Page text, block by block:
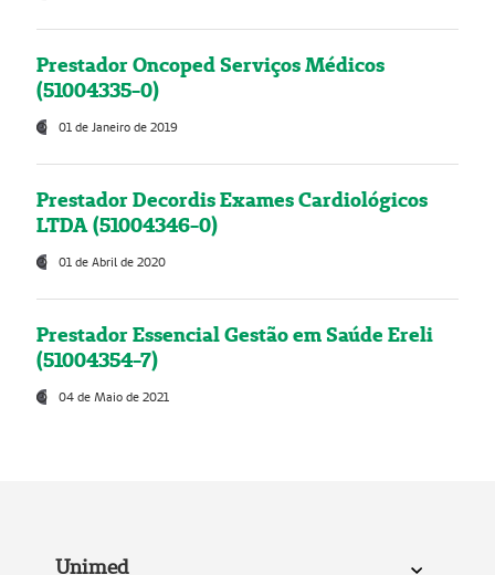
Prestador Oncoped Serviços Médicos
(51004335-0)
01 de Janeiro de 2019
Prestador Decordis Exames Cardiológicos
LTDA (51004346-0)
01 de Abril de 2020
Prestador Essencial Gestão em Saúde Ereli
(51004354-7)
04 de Maio de 2021
Unimed